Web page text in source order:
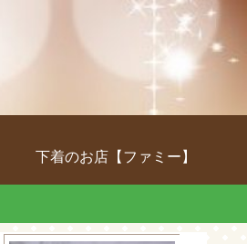
下着のお店【ファミー】